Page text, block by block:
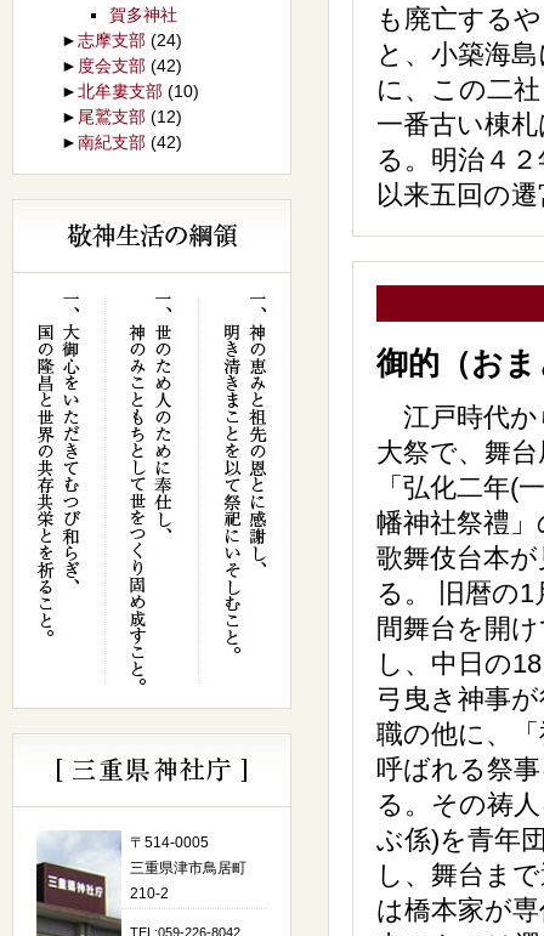
も廃亡する
と、小築海
に、この二
一番古い棟
る。明治４
以来五回の
御的（お
江戸時代か
大祭で、舞
「弘化二年(
幡神社祭禮
歌舞伎台本
る。 旧暦の
間舞台を開
し、中日の
弓曳き神事
職の他に、
呼ばれる祭
る。その祷
ぶ係)を青年
し、舞台ま
は橋本家が
賀多神社
►志摩支部 (24)
► 度会支部 (42)
►北牟婁支部 (10)
► 尾鷲支部 (12)
►南紀支部 (42)
〒514-0005
三重県津市鳥居町
210-2
TEL:059-226-8042